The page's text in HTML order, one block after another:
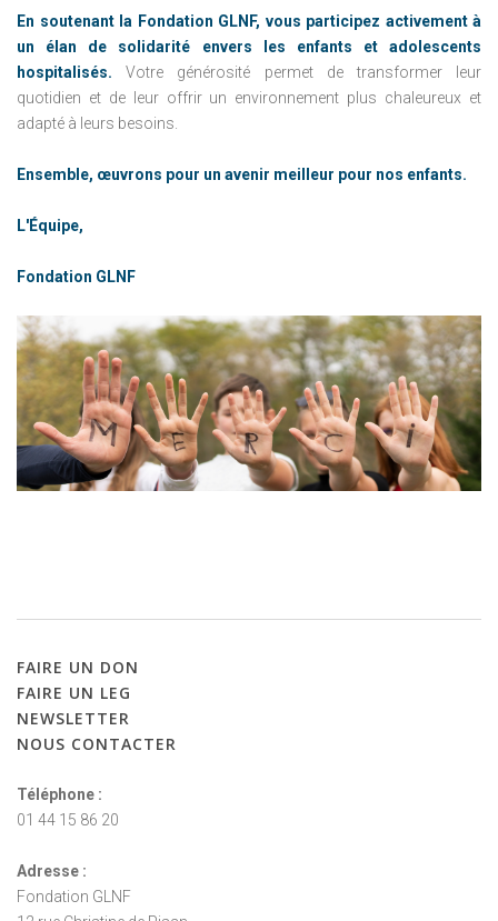
En soutenant la Fondation GLNF, vous participez activement à
un élan de solidarité envers les enfants et adolescents
hospitalisés. Votre générosité permet de transformer leur
quotidien et de leur offrir un environnement plus chaleureux et
adapté à leurs besoins.
Ensemble, œuvrons pour un avenir meilleur pour nos enfants.
L'Équipe,
Fondation GLNF
FAIRE UN DON
FAIRE UN LEG
NEWSLETTER
NOUS CONTACTER
Téléphone :
01 44 15 86 20
Adresse :
Fondation GLNF